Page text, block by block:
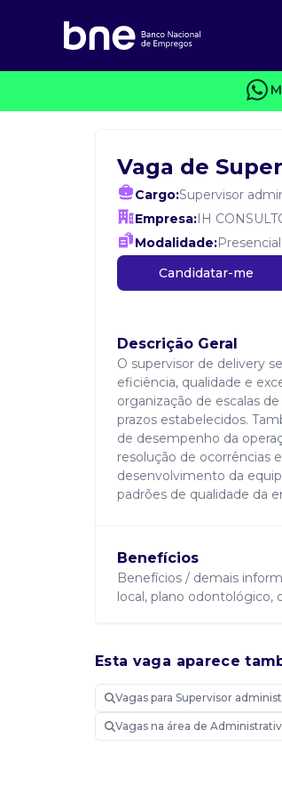
Vaga de
Cargo:Supervisor
Empresa:IH
Modalidade:Presencial
Candidatar-me
Descrição Geral
O supervisor de delivery
eficiência, qualidade e
organização de escalas
prazos estabelecidos.
de desempenho da
resolução de ocorrências
desenvolvimento da
padrões de qualidade da
Benefícios
Benefícios / demais
local, plano odontológico,
Requisitos
Requisitos: Ensino médio
preferencialmente em
indicadores e operação
semelhantes).
Esta vaga aparece
Vagas para Supervisor
Vagas na área de